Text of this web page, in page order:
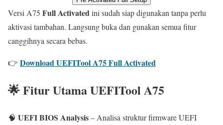
Versi A75 Full Activatedini sudah siap digunakan tanpa perlu
aktivasi tambahan. Langsung buka dan gunakan semua fitur
canggihnya secara bebas.
👉 Download UEFITool A75 Full Activated
🌟 Fitur Utama UEFITool A75
🧠 UEFI BIOS Analysis– Analisa struktur firmware UEFI